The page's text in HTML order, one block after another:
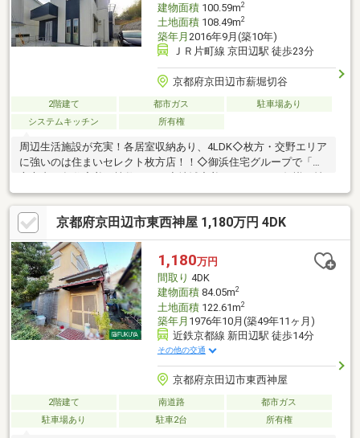
建物面積100.59m2
土地面積108.49m2
築年月 2016年9月(築10年)
ＪＲ片町線 京田辺駅 徒歩23分
京都府京田辺市薪堀切谷
2階建て 都市ガス
駐車場あり
システムキッチン
所有権
周辺生活施設が充実！各居室収納あり、4LDK◇枚方・交野エリア
に強いのは住まいセレクト枚方店！！◇御浜住宅グループで「枚
方市内12年住宅着工棟数No.1」◇地域密着だからこその知識と情
報量でお客様にぴったりの物件をご紹介いたします
京都府京田辺市東西神屋 1,180万円 4DK
1,180万円
間取り 4DK
建物面積84.05m2
土地面積122.61m2
築年月 1976年10月(築49年11ヶ月)
近鉄京都線 新田辺駅 徒歩14分
その他の交通
京都府京田辺市東西神屋
2階建て 南道路
都市ガス
駐車場あり
駐車2台 所有権